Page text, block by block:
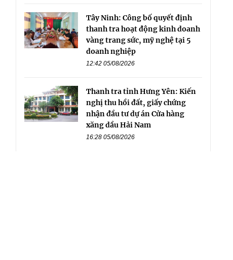
Tây Ninh: Công bố quyết định
thanh tra hoạt động kinh doanh
vàng trang sức, mỹ nghệ tại 5
doanh nghiệp
12:42 05/08/2026
Thanh tra tỉnh Hưng Yên: Kiến
nghị thu hồi đất, giấy chứng
nhận đầu tư dự án Cửa hàng
xăng dầu Hải Nam
16:28 05/08/2026